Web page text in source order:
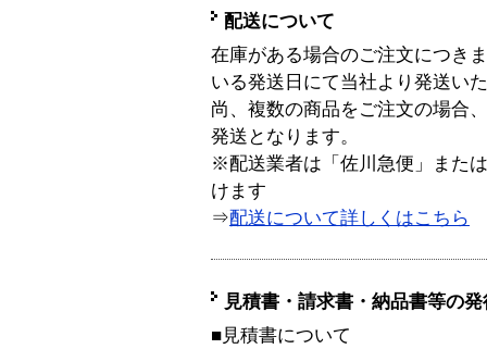
配送について
在庫がある場合のご注文につき
いる発送日にて当社より発送い
尚、複数の商品をご注文の場合
発送となります。
※配送業者は「佐川急便」また
けます
⇒配送について詳しくはこちら
見積書・請求書・納品書等の
■見積書について